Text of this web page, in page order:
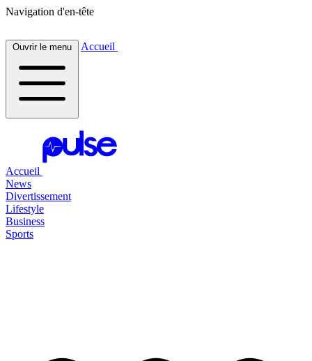
Navigation d'en-tête
Ouvrir le menu Accueil
Accueil
News
Divertissement
Lifestyle
Business
Sports